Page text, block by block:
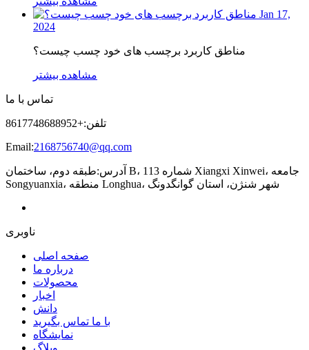
Jan 17,
2024
مناطق کاربرد برچسب های خود چسب چیست؟
مشاهده بیشتر
تماس با ما
تلفن:+8617748688952
Email:2168756740@qq.com
آدرس:طبقه دوم، ساختمان B، شماره 113 Xiangxi Xinwei، جامعه
Songyuanxia، منطقه Longhua، شهر شنژن، استان گوانگدونگ
ناوبری
صفحه اصلی
درباره ما
محصولات
اخبار
دانش
با ما تماس بگیرید
نمایشگاه